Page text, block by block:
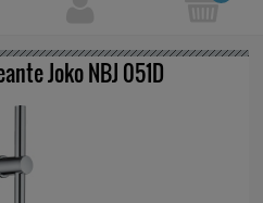
Joko NBJ 051D